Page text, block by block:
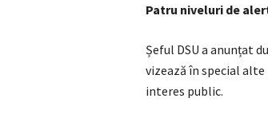
Patru niveluri de
Șeful DSU a anunțat
vizează în special
interes public.